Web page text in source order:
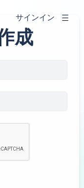
サインイン
成